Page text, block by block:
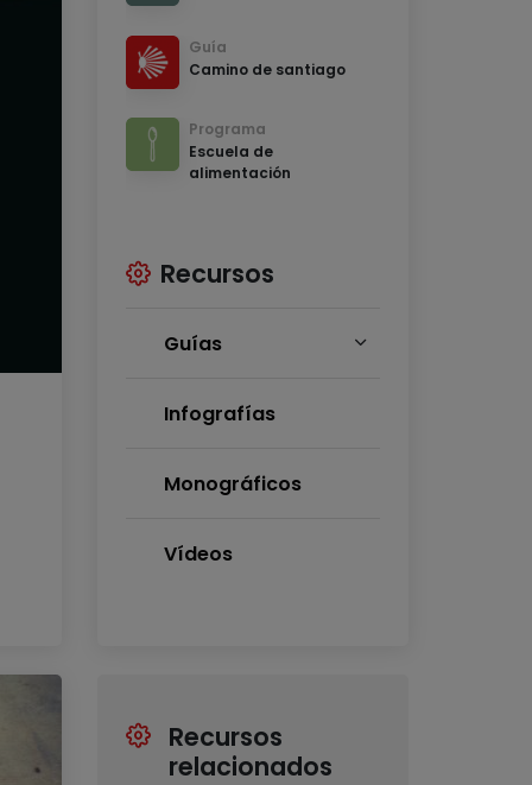
Guía
Camino de santiago
Programa
Escuela de
alimentación
Recursos
Guías
Infografías
Monográficos
Vídeos
Recursos
relacionados